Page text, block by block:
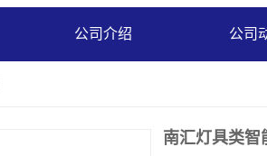
公司介绍 公司
南汇灯具类智